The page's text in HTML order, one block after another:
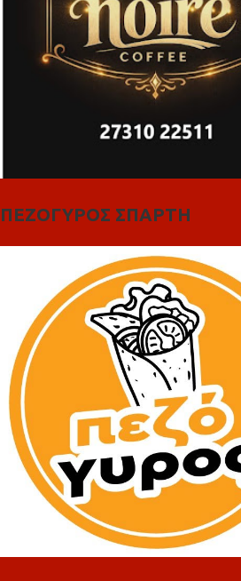
ΠΕΖΟΓΥΡΟΣ ΣΠΑΡΤΗ